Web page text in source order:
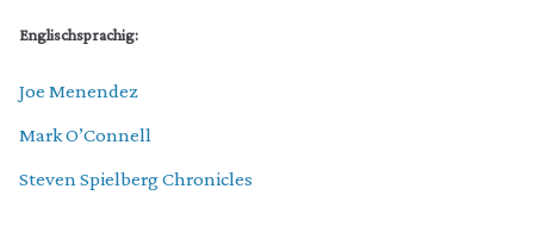
Englischsprachig:
Joe Menendez
Mark O’Connell
Steven Spielberg Chronicles